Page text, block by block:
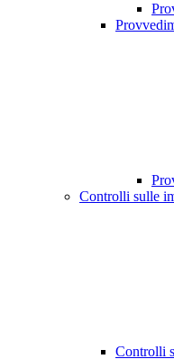
Controlli sulle
Controlli